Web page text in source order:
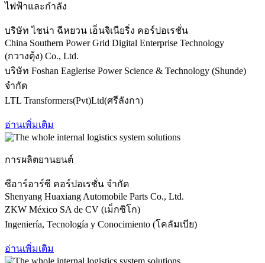
ไฟฟ้าและกำลัง
บริษัท ไชน่า ฉีหยวน เอ็นจิเนียริ่ง คอร์ปอเรชั่น
China Southern Power Grid Digital Enterprise Technology
(กวางตุ้ง) Co., Ltd.
บริษัท Foshan Eaglerise Power Science & Technology (Shunde)
จำกัด
LTL Transformers(Pvt)Ltd(ศรีลังกา)
อ่านเพิ่มเติม
การผลิตยานยนต์
ซีอาร์อาร์ซี คอร์ปอเรชั่น จำกัด
Shenyang Huaxiang Automobile Parts Co., Ltd.
ZKW México SA de CV (เม็กซิโก)
Ingeniería, Tecnología y Conocimiento (โคลัมเบีย)
อ่านเพิ่มเติม